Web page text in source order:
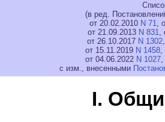
(в ред.
от 20.02.2010 N 71,
от 21.09.2013 N 831,
от 26.10.2017 N 1302
от 15.11.2019 N 1458,
от 04.06.2022 N 1027,
с изм., внесенными
I.